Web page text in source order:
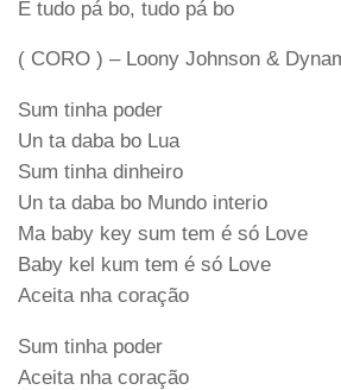
É tudo pá bo, tudo pá bo
( CORO ) – Loony Johnson &
Sum tinha poder
Un ta daba bo Lua
Sum tinha dinheiro
Un ta daba bo Mundo interio
Ma baby key sum tem é só Love
Baby kel kum tem é só Love
Aceita nha coração
Sum tinha poder
Aceita nha coração